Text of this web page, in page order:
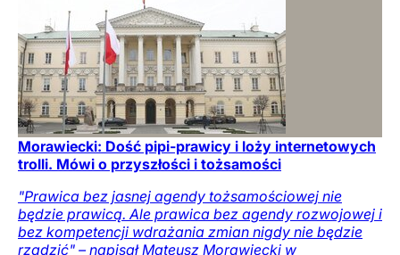
Morawiecki: Dość pipi-prawicy i loży internetowych
trolli. Mówi o przyszłości i tożsamości
"Prawica bez jasnej agendy tożsamościowej nie
będzie prawicą. Ale prawica bez agendy rozwojowej i
bez kompetencji wdrażania zmian nigdy nie będzie
rządzić" – napisał Mateusz Morawiecki w